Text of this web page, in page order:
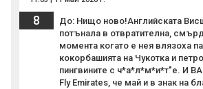
8
До: Нищо ново!Английската
потънала в отвратителна,
момента когато е нея влязоха
кокорбашията на Чукотка и
пингвините с ч*а*л*м*и*т"е. И
Fly Emirates, че май и в знак на